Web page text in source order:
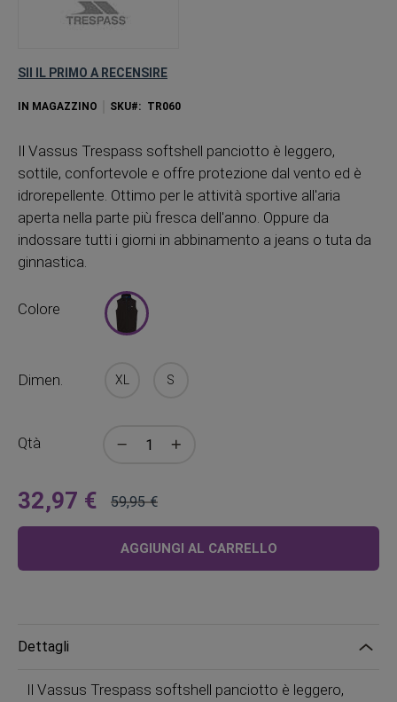
SII IL PRIMO A RECENSIRE
IN MAGAZZINO SKU TR060
Il Vassus Trespass softshell panciotto è leggero,
sottile, confortevole e offre protezione dal vento ed è
idrorepellente. Ottimo per le attività sportive all'aria
aperta nella parte più fresca dell'anno. Oppure da
indossare tutti i giorni in abbinamento a jeans o tuta da
ginnastica.
Colore
Dimen. XL S
Qtà
A
partire
32,97 €
Prezzo
59,95 €
AGGIUNGI AL CARRELLO
Dettagli
Il Vassus Trespass softshell panciotto è leggero,